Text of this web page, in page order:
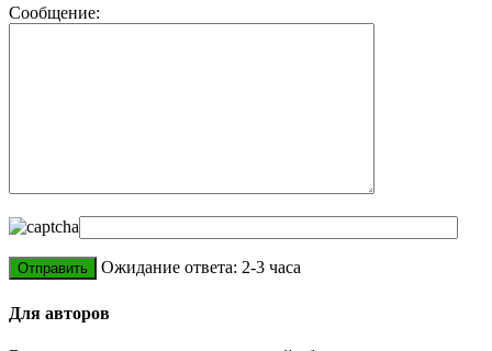
Сообщение:
Ожидание ответа: 2-3 часа
Для авторов